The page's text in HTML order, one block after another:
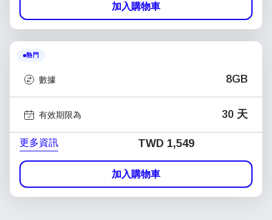
加入購物車
熱門
數據 8GB
有效期限為 30 天
更多資訊 TWD 1,549
加入購物車